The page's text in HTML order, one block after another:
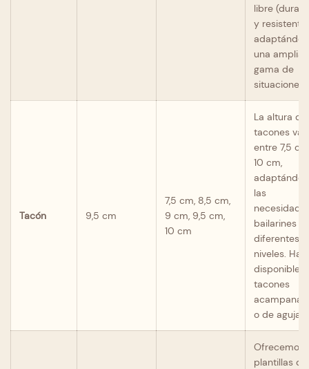
libre
y
una amplia
gama de
situaciones.
Tacón 9,5 cm
7,5 cm, 8,5 cm,
9 cm, 9,5 cm,
10 cm
La altura de
tacones
entre 7,5
10 cm,
las
bailarines
diferentes
niveles. Hay
disponibles
tacones
o de aguja.
Ofrecemos
plantillas de